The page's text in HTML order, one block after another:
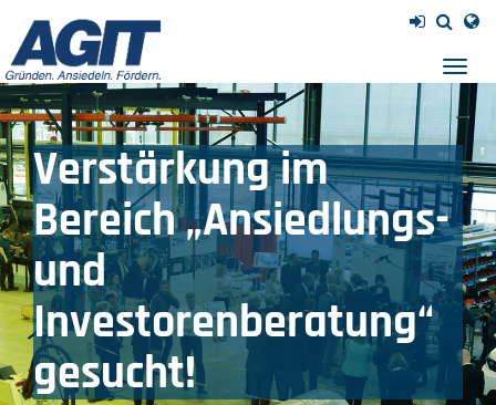
Verstärkung im
Bereich „Ansiedlungs-
und
Investorenberatung“
gesucht!